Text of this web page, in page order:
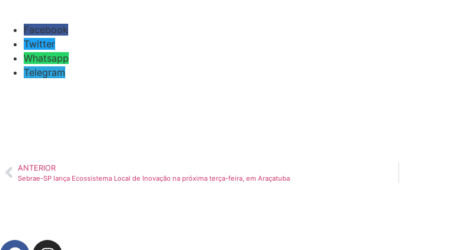
Facebook
Twitter
Whatsapp
Telegram
ANTERIOR
Sebrae-SP lança Ecossistema Local de Inovação na próxima terça-feira, em Araçatuba